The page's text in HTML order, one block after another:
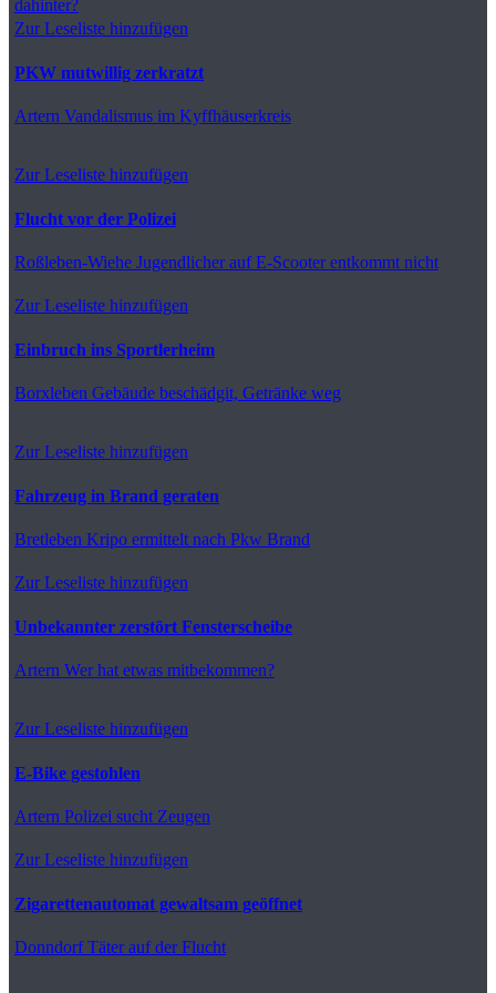
dahinter?
Zur Leseliste hinzufügen
PKW mutwillig zerkratzt
Artern Vandalismus im Kyffhäuserkreis
Zur Leseliste hinzufügen
Flucht vor der Polizei
Roßleben-Wiehe Jugendlicher auf E-Scooter entkommt nicht
Zur Leseliste hinzufügen
Einbruch ins Sportlerheim
Borxleben Gebäude beschädgit, Getränke weg
Zur Leseliste hinzufügen
Fahrzeug in Brand geraten
Bretleben Kripo ermittelt nach Pkw Brand
Zur Leseliste hinzufügen
Unbekannter zerstört Fensterscheibe
Artern Wer hat etwas mitbekommen?
Zur Leseliste hinzufügen
E-Bike gestohlen
Artern Polizei sucht Zeugen
Zur Leseliste hinzufügen
Zigarettenautomat gewaltsam geöffnet
DonndorfTäter auf der Flucht